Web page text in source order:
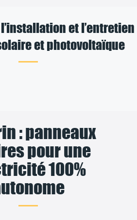
et l’entretien
et photovoltaïque
: panneaux
pour une
100%